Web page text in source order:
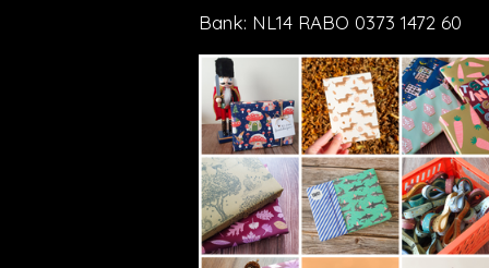
Bank: NL14 RABO 0373 1472 60